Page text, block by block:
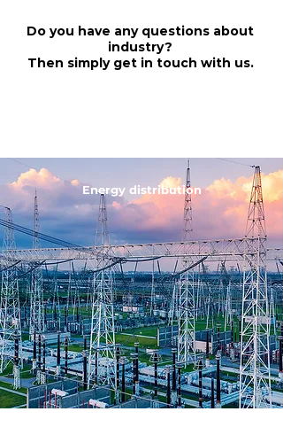
Do you have any questions about
industry?
Then simply get in touch with us.
Energy distribution